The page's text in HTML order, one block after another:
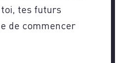
tes futurs
de commencer